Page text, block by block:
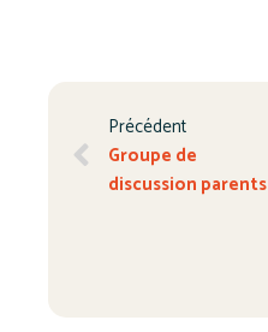
Précédent
Groupe de
discussion parents